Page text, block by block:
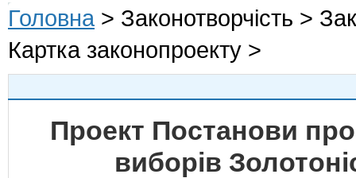
Головна > Законотворчість >
Картка законопроекту >
Проект Постанови
виборів